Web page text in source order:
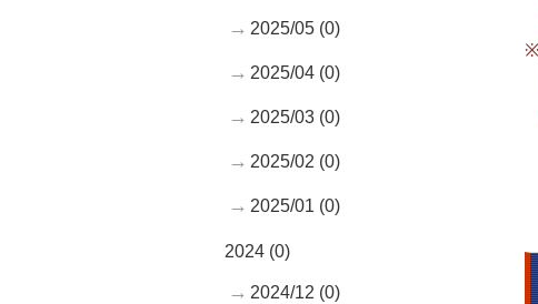
2025/05 (0)
2025/04 (0)
2025/03 (0)
2025/02 (0)
2025/01 (0)
2024 (0)
2024/12 (0)